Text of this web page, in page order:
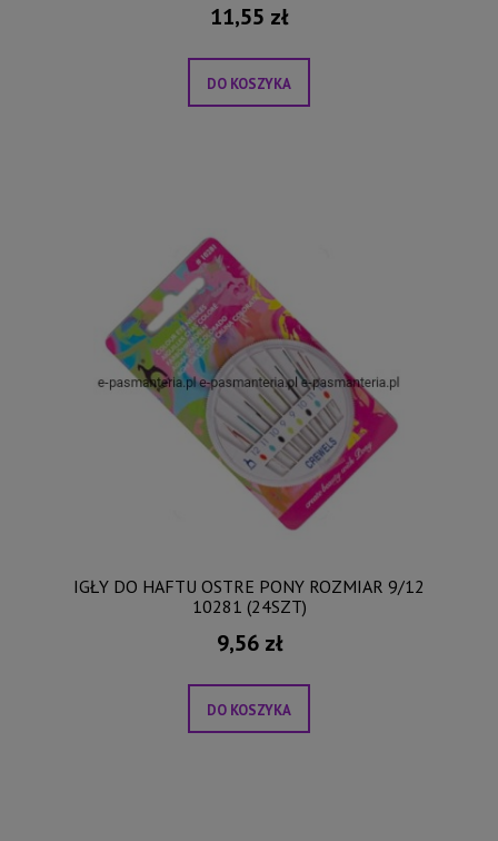
11,55 zł
DO KOSZYKA
IGŁY DO HAFTU OSTRE PONY ROZMIAR 9/12
10281 (24SZT)
9,56 zł
DO KOSZYKA